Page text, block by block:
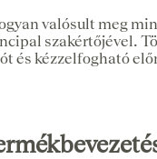
valósult meg
szakértőjével.
és kézzelfogható